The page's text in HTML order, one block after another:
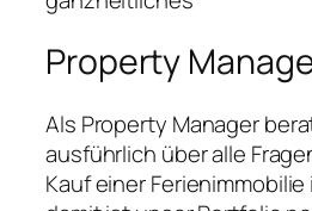
Property
Als Property Manager
ausführlich über alle
Kauf einer